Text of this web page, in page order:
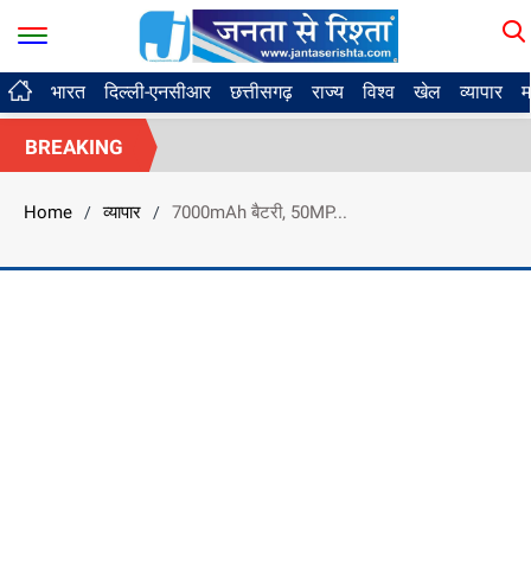
भारत दिल्ली-एनसीआर छत्तीसगढ़ राज्य विश्व खेल व्यापार
BREAKING
Home / व्यापार / 7000mAh बैटरी, 50MP...